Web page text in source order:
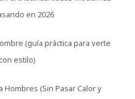
en 2026
(guía práctica para verte
estilo)
(Sin Pasar Calor y